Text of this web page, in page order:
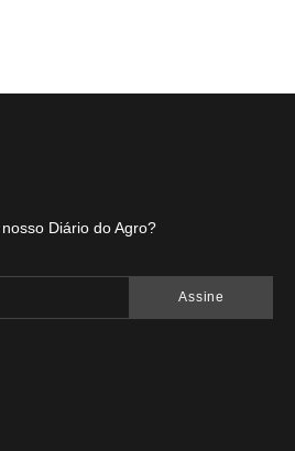
Diário do Agro?
Assine